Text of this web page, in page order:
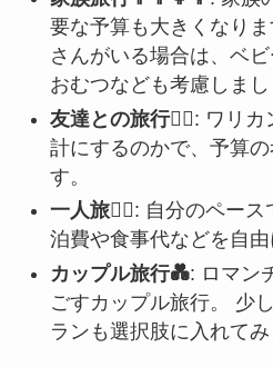
要な予算も大きくなり
さんがいる場合は、ベ
おむつなども考慮しまし
友達との旅行👯‍♀️: ワリカ
計にするのかで、予算
す。
一人旅🚶‍♀️ : 自分のペース
泊費や食事代などを自由
カップル旅行💑: ロマン
ごすカップル旅行。 少
ランも選択肢に入れてみ